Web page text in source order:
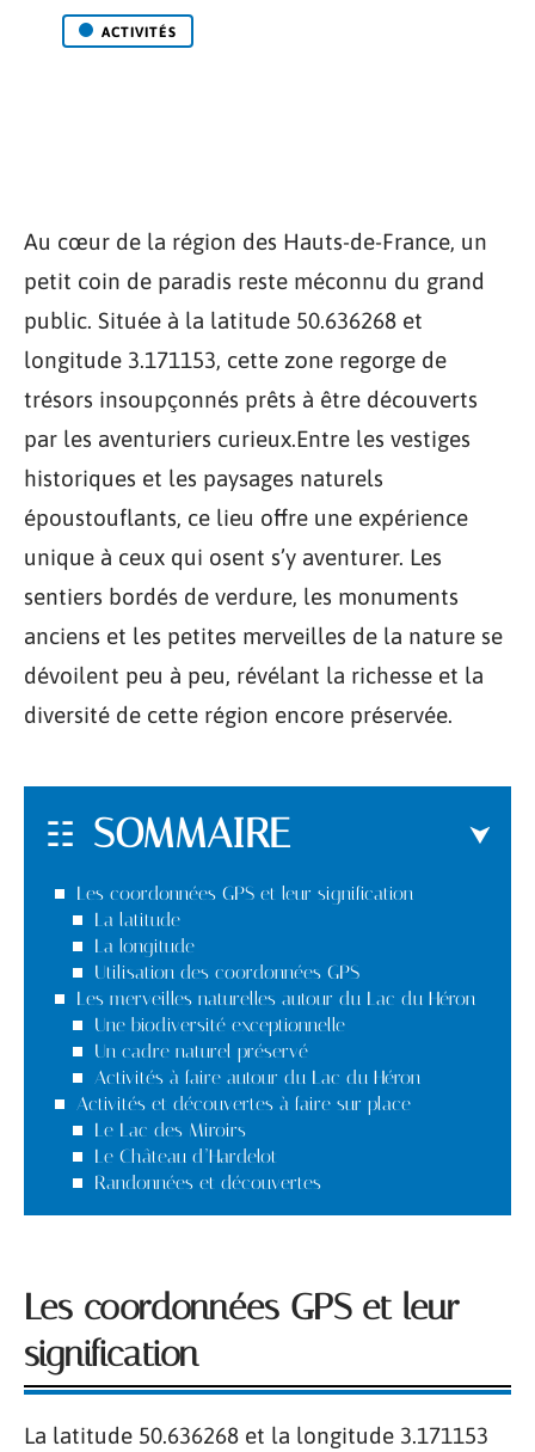
ACTIVITÉS
Au cœur de la région des Hauts-de-France, un
petit coin de paradis reste méconnu du grand
public. Située à la latitude 50.636268 et
longitude 3.171153, cette zone regorge de
trésors insoupçonnés prêts à être découverts
par les aventuriers curieux.Entre les vestiges
historiques et les paysages naturels
époustouflants, ce lieu offre une expérience
unique à ceux qui osent s’y aventurer. Les
sentiers bordés de verdure, les monuments
anciens et les petites merveilles de la nature se
dévoilent peu à peu, révélant la richesse et la
diversité de cette région encore préservée.
SOMMAIRE
Les coordonnées GPS et leur signification
La latitude
La longitude
Utilisation des coordonnées GPS
Les merveilles naturelles autour du Lac du Héron
Une biodiversité exceptionnelle
Un cadre naturel préservé
Activités à faire autour du Lac du Héron
Activités et découvertes à faire sur place
Le Lac des Miroirs
Le Château d’Hardelot
Randonnées et découvertes
Les coordonnées GPS et leur
signification
La latitude 50.636268 et la longitude 3.171153